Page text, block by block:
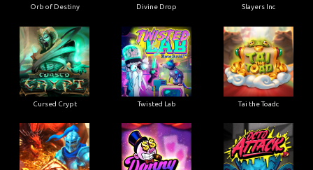
Orb of Destiny Divine Drop Slayers Inc
Cursed Crypt Twisted Lab Tai the Toadc